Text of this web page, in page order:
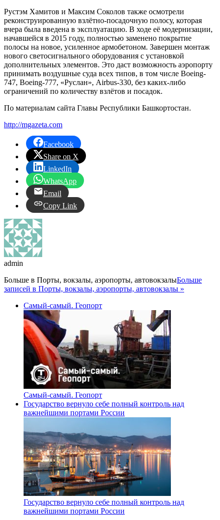
Рустэм Хамитов и Максим Соколов также осмотрели
реконструированную взлётно-посадочную полосу, которая
вчера была введена в эксплуатацию. В ходе её модернизации,
начавшейся в 2015 году, полностью заменено покрытие
полосы на новое, усиленное армобетоном. Завершен монтаж
нового светосигнального оборудования с установкой
дополнительных элементов. Это даст возможность аэропорту
принимать воздушные суда всех типов, в том числе Boeing-
747, Boeing-777, «Руслан», Airbus-330, без каких-либо
ограничений по количеству взлётов и посадок.
По материалам сайта Главы Республики Башкортостан.
http://mgazeta.com
Facebook
Share on X
LinkedIn
WhatsApp
Email
Copy Link
admin
Больше в Порты, вокзалы, аэропорты, автовокзалыБольше
записей в Порты, вокзалы, аэропорты, автовокзалы »
Самый-самый. Геопорт
Самый-самый. Геопорт
Государство вернуло себе полный контроль над
важнейшими портами России
Государство вернуло себе полный контроль над
важнейшими портами России